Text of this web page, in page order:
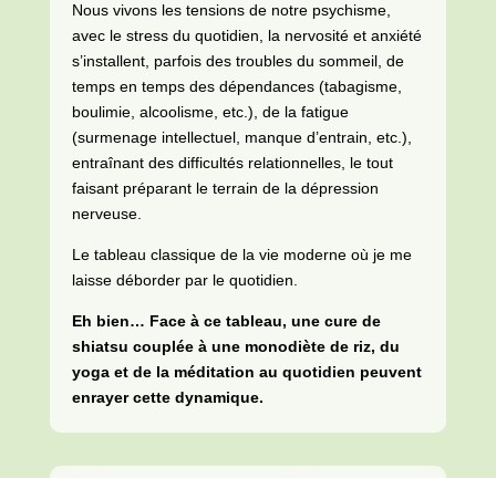
Nous vivons les tensions de notre psychisme,
avec le stress du quotidien, la nervosité et anxiété
s’installent, parfois des troubles du sommeil, de
temps en temps des dépendances (tabagisme,
boulimie, alcoolisme, etc.), de la fatigue
(surmenage intellectuel, manque d’entrain, etc.),
entraînant des difficultés relationnelles, le tout
faisant préparant le terrain de la dépression
nerveuse.
Le tableau classique de la vie moderne où je me
laisse déborder par le quotidien.
Eh bien… Face à ce tableau, une cure de
shiatsu couplée à une monodiète de riz, du
yoga et de la méditation au quotidien peuvent
enrayer cette dynamique.